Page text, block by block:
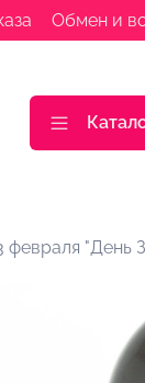
Обмен и
февраля "День